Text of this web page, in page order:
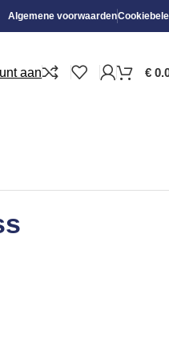
Algemene voorwaarden
aan €